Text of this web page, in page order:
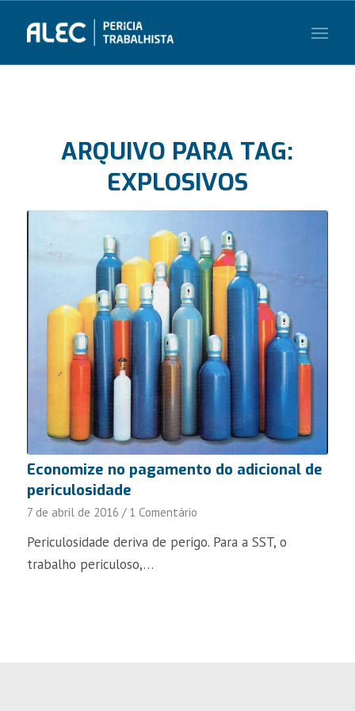
ARQUIVO PARA TAG:
EXPLOSIVOS
Economize no pagamento do adicional de
periculosidade
7 de abril de 2016 / 1 Comentário
Periculosidade deriva de perigo. Para a SST, o
trabalho periculoso,…